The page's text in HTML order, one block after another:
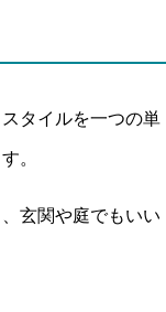
タイルを一つの単
。
玄関や庭でもいい